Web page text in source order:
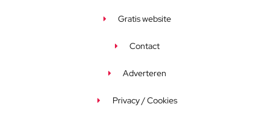
Gratis website
Contact
Adverteren
Privacy / Cookies